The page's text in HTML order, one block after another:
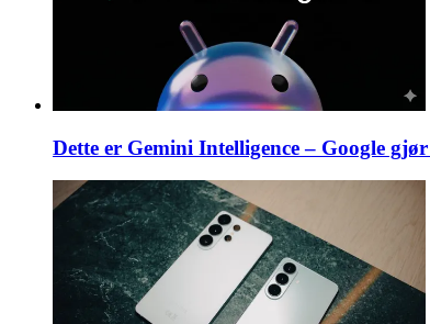
Dette er Gemini Intelligence – Google